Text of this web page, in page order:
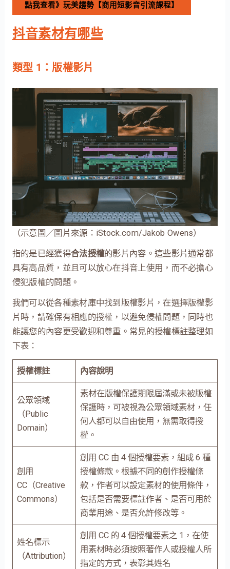
點我查看》玩美趨勢【商用短影音引流課程】
抖音素材有哪些
類型 1：版權影片
（示意圖／圖片來源：iStock.com/Jakob Owens）
指的是已經獲得合法授權的影片內容。這些影片通常都
具有高品質，並且可以放心在抖音上使用，而不必擔心
侵犯版權的問題。
我們可以從各種素材庫中找到版權影片，在選擇版權影
片時，請確保有相應的授權，以避免侵權問題，同時也
能讓您的內容更受歡迎和尊重。常見的授權標註整理如
下表：
授權標註 內容說明
公眾領域
（Public
Domain）
素材在版權保護期限屆滿或未被版權
保護時，可被視為公眾領域素材，任
何人都可以自由使用，無需取得授
權。
創用
CC（Creative
Commons）
創用 CC 由 4 個授權要素，組成 6 種
授權條款。根據不同的創作授權條
款，作者可以設定素材的使用條件，
包括是否需要標註作者、是否可用於
商業用途、是否允許修改等。
姓名標示
（Attribution）
創用 CC 的 4 個授權要素之 1，在使
用素材時必須按照著作人或授權人所
指定的方式，表彰其姓名